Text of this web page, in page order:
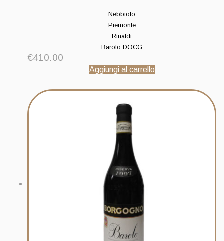
Nebbiolo
Piemonte
Rinaldi
Barolo DOCG
€410.00
Aggiungi al carrello